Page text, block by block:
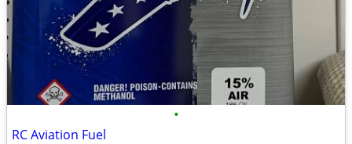
•
RC Aviation Fuel